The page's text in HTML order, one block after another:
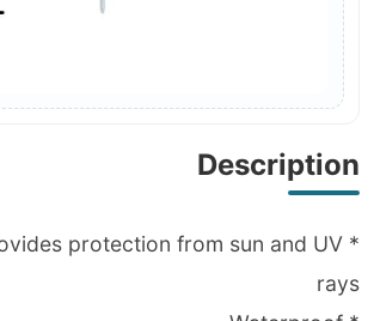
Description
protection from sun and UV
rays